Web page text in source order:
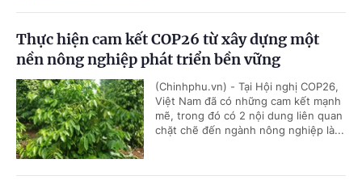
Thực hiện cam kết COP26 từ xây dựng một
nền nông nghiệp phát triển bền vững
(Chinhphu.vn) - Tại Hội nghị COP26,
Việt Nam đã có những cam kết mạnh
mẽ, trong đó có 2 nội dung liên quan
chặt chẽ đến ngành nông nghiệp là...